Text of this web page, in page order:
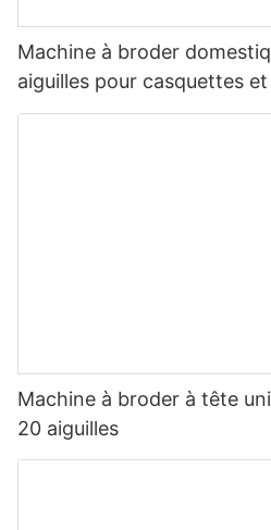
Machine à broder
aiguilles pour casquettes
Machine à broder à tête
20 aiguilles